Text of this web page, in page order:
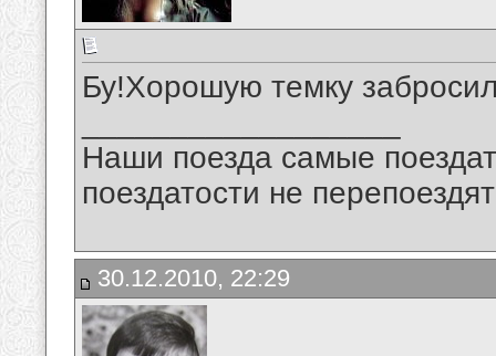
Бу!Хорошую темку
Наши поезда самые
поездатости не
30.12.2010, 22:29